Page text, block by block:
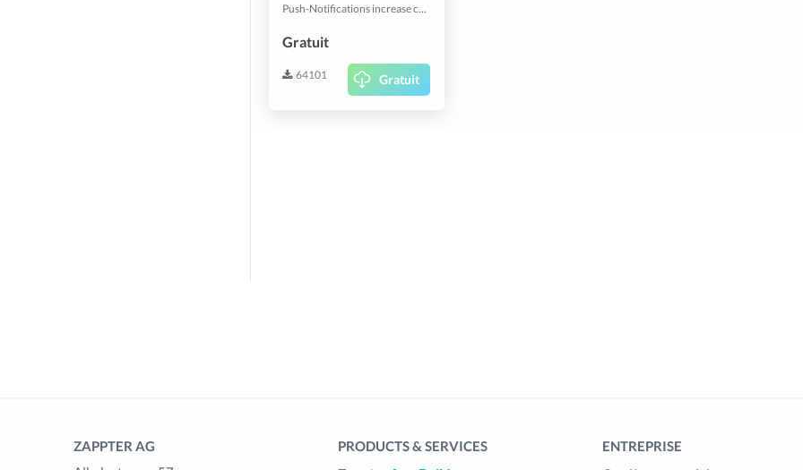
Push-Notifications increase customer retention, engagement & conversions by sending real-time personalized messages at the most appropriate moments.
Gratuit
64101 Gratuit
ZAPPTER AG
PRODUCTS & SERVICES
ENTREPRISE